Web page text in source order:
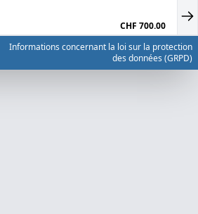
CHF 700.00
Informations concernant la loi sur la protection
des données (GRPD)